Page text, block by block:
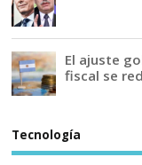
El ajuste
fiscal se
Tecnología